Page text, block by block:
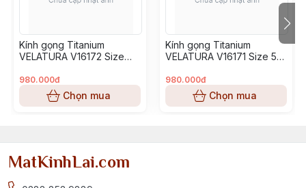
Kính gọng Titanium
VELATURA V16172 Size
980.000đ
Chọn mua
Kính gọng Titanium
VELATURA V16171 Size 53-
980.000đ
Chọn mua
MatKinhLai.com